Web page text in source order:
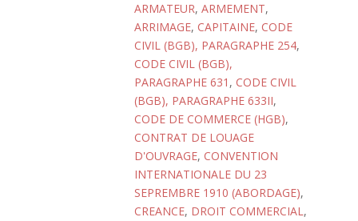
ARMATEUR, ARMEMENT,
ARRIMAGE, CAPITAINE, CODE
CIVIL (BGB), PARAGRAPHE 254,
CODE CIVIL (BGB),
PARAGRAPHE 631 , CODE CIVIL
(BGB), PARAGRAPHE 633II,
CODE DE COMMERCE (HGB),
CONTRAT DE LOUAGE
D'OUVRAGE, CONVENTION
INTERNATIONALE DU 23
SEPREMBRE 1910 (ABORDAGE),
CREANCE, DROIT COMMERCIAL,